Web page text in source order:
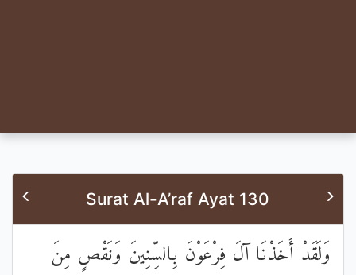
Surat Al-A’raf Ayat 130
وَلَقَدْ أَخَذْنَا آلَ فِرْعَوْنَ بِالسِّنِينَ وَنَقْصٍ مِنَ